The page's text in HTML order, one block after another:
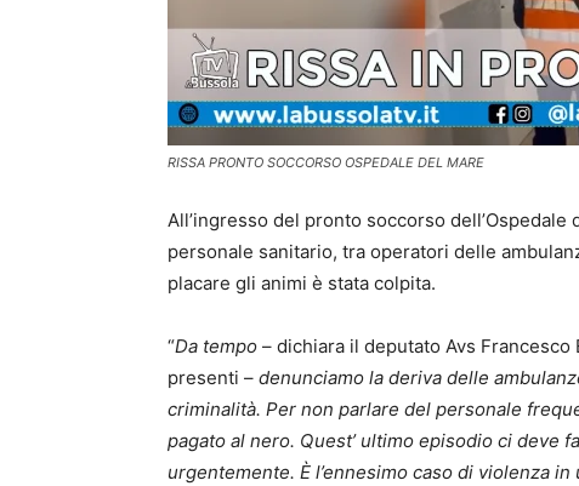
RISSA PRONTO SOCCORSO OSPEDALE DEL MARE
All’ingresso del pronto soccorso
personale sanitario, tra operatori delle
placare gli animi è stata colpita.
“Da tempo – dichiara il deputato Avs
presenti – denunciamo la deriva delle
criminalità. Per non parlare del personale
pagato al nero. Quest’ ultimo episodio ci deve
urgentemente. È l’ennesimo caso di violenza